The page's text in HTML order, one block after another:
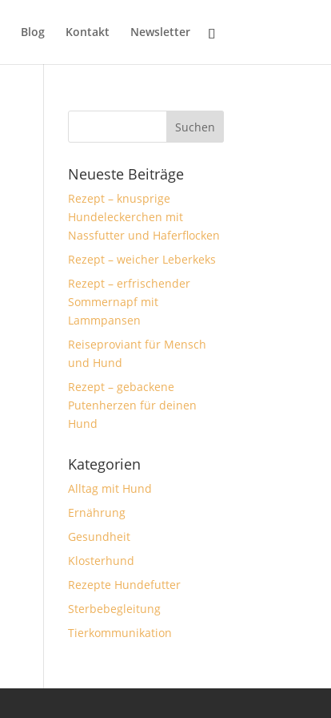
Blog Kontakt Newsletter
Neueste Beiträge
Rezept – knusprige
Hundeleckerchen mit
Nassfutter und Haferflocken
Rezept – weicher Leberkeks
Rezept – erfrischender
Sommernapf mit
Lammpansen
Reiseproviant für Mensch
und Hund
Rezept – gebackene
Putenherzen für deinen
Hund
Kategorien
Alltag mit Hund
Ernährung
Gesundheit
Klosterhund
Rezepte Hundefutter
Sterbebegleitung
Tierkommunikation